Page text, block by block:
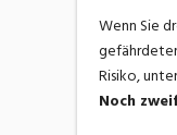
Wenn Sie
Risiko,
Noch